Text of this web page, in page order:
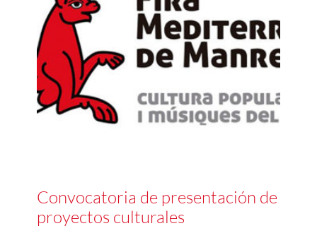
Convocatoria de presentación de
proyectos culturales